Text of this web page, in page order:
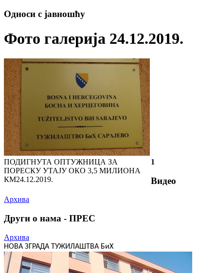
Односи с јавношћу
Фото галерија 24.12.2019.
ПОДИГНУТА ОПТУЖНИЦА ЗА
ПОРЕСКУ УТАЈУ ОКО 3,5 МИЛИОНА
КМ24.12.2019.
1
Видео
Архива
Други о нама - ПРЕС
Архива
НОВА ЗГРАДА ТУЖИЛАШТВА БиХ